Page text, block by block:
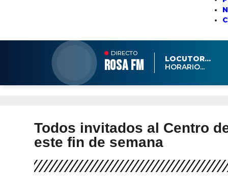
DIRECTO
ROSA FM
LOCUTOR...
HORARIO...
Todos invitados al Centro
este fin de semana